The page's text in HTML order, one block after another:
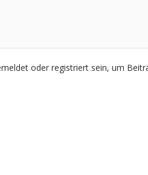
oder registriert sein, um